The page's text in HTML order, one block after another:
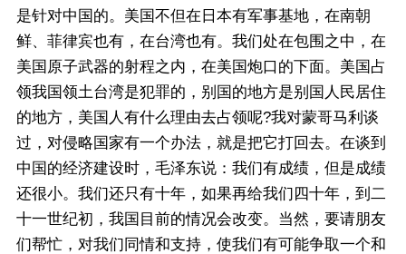
是针对中国的。美国不但在日本有军事基地，在南朝
鲜、菲律宾也有，在台湾也有。我们处在包围之中，在
美国原子武器的射程之内，在美国炮口的下面。美国占
领我国领土台湾是犯罪的，别国的地方是别国人民居住
的地方，美国人有什么理由去占领呢?我对蒙哥马利谈
过，对侵略国家有一个办法，就是把它打回去。在谈到
中国的经济建设时，毛泽东说：我们有成绩，但是成绩
还很小。我们还只有十年，如果再给我们四十年，到二
十一世纪初，我国目前的情况会改变。当然，要请朋友
们帮忙，对我们同情和支持，使我们有可能争取一个和